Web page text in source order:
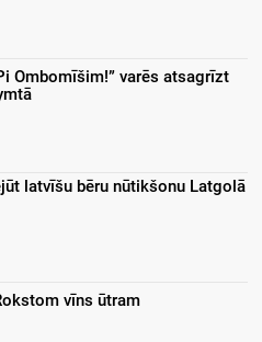
Ombomīšim!” varēs atsagrīzt
latvīšu bēru nūtikšonu Latgolā
vīns ūtram